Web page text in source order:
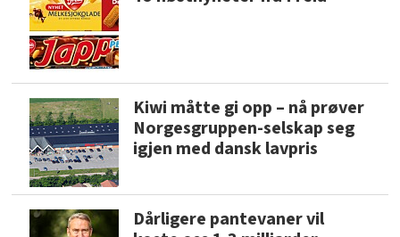
Kiwi måtte gi opp – nå prøver
Norgesgruppen-selskap seg
igjen med dansk lavpris
Dårligere pantevaner vil